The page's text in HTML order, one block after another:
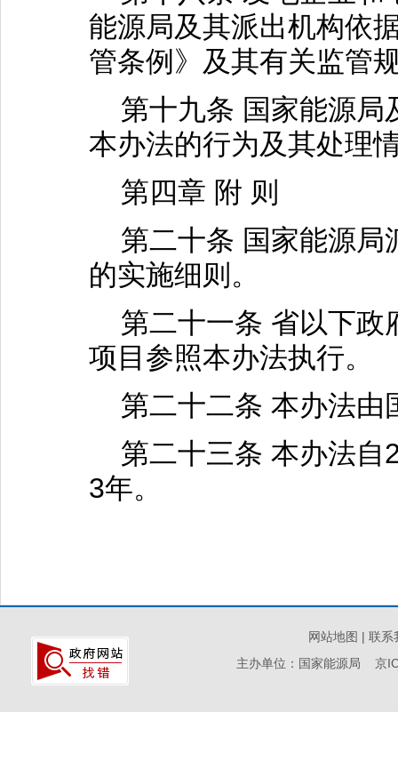
能源局及其派出机构依
管条例》及其有关监管
第十九条 国家能源局
本办法的行为及其处理
第四章 附 则
第二十条 国家能源局
的实施细则。
第二十一条 省以下政
项目参照本办法执行。
第二十二条 本办法由
第二十三条 本办法自
3年。